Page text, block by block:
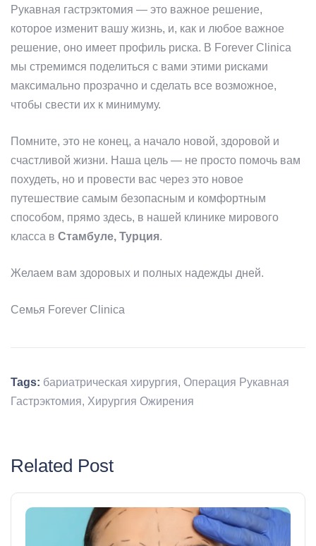
Рукавная гастрэктомия — это важное решение,
которое изменит вашу жизнь, и, как и любое важное
решение, оно имеет профиль риска. В Forever Clinica
мы стремимся поделиться с вами этими рисками
максимально прозрачно и сделать все возможное,
чтобы свести их к минимуму.
Помните, это не конец, а начало новой, здоровой и
счастливой жизни. Наша цель — не просто помочь вам
похудеть, но и провести вас через это новое
путешествие самым безопасным и комфортным
способом, прямо здесь, в нашей клинике мирового
класса в Стамбуле, Турция.
Желаем вам здоровых и полных надежды дней.
Семья Forever Clinica
Tags: бариатрическая хирургия, Операция Рукавная
Гастрэктомия, Хирургия Ожирения
Related Post